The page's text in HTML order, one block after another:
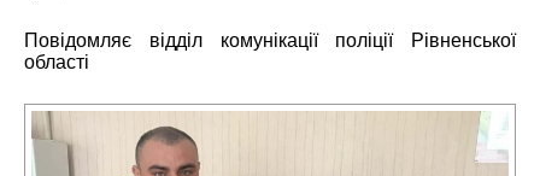
Повідомляє відділ комунікації поліції Рівненської
області